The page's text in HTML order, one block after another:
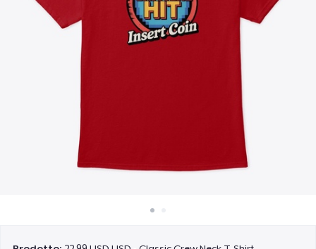
Vendi ovunque